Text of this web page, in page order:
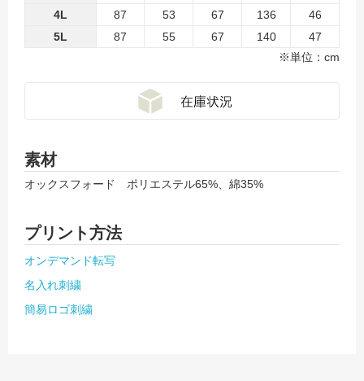
4L
87 53 67 136
46
5L
87 55 67 140
47
※単位：cm
素材
オックスフォード ポリエステル65%、綿35%
プリント方法
オンデマンド転写
名入れ刺繍
簡易ロゴ刺繍